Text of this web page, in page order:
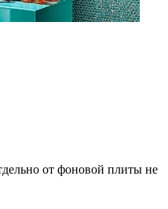
от фоновой плиты не